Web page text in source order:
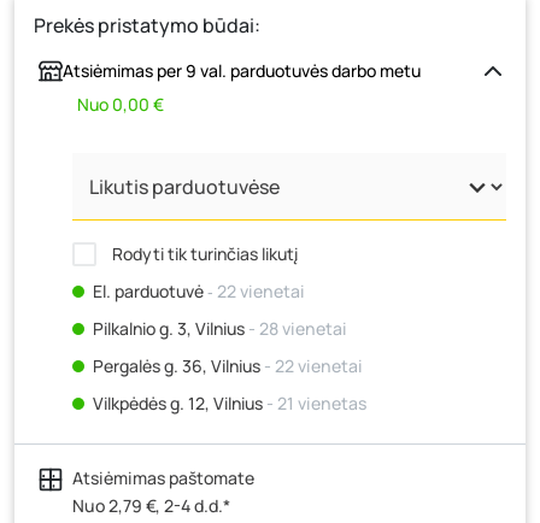
Prekės pristatymo būdai:
Atsiėmimas per 9 val. parduotuvės darbo metu
Nuo 0,00 €
Rodyti tik turinčias likutį
El. parduotuvė‐ 22 vienetai
Pilkalnio g. 3, Vilnius - 28 vienetai
Pergalės g. 36, Vilnius - 22 vienetai
Vilkpėdės g. 12, Vilnius - 21 vienetas
Ateities g. 15, Vilnius- 36 vienetai
Kauno r., Narsiečių k., Vytauto g. 183, Kaunas
vienetai
Atsiėmimas paštomate
Nuo 2,79 €, 2-4 d.d.*